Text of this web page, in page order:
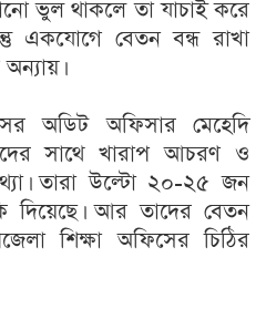
ভুল থাকলে তা যাচাই করে
একযোগে বেতন বন্ধ রাখা
অডিট অফিসার মেহেদি
সাথে খারাপ আচরণ ও
তারা উল্টো ২০-২৫ জন
আর তাদের বেতন
শিক্ষা অফিসের চিঠির